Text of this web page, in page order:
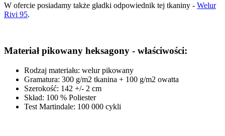
W ofercie posiadamy także gładki odpowiednik tej tkaniny - Welur
Rivi 95.
Materiał pikowany heksagony - właściwości:
Rodzaj materiału: welur pikowany
Gramatura: 300 g/m2 tkanina + 100 g/m2 owatta
Szerokość: 142 +/- 2 cm
Skład: 100 % Poliester
Test Martindale: 100 000 cykli